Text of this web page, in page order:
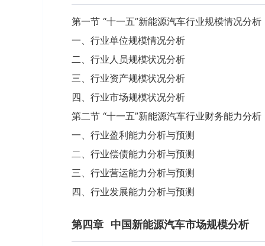
第一节 “十一五”新能源汽车行业规模情况分析
一、行业单位规模情况分析
二、行业人员规模状况分析
三、行业资产规模状况分析
四、行业市场规模状况分析
第二节 “十一五”新能源汽车行业财务能力分析
一、行业盈利能力分析与预测
二、行业偿债能力分析与预测
三、行业营运能力分析与预测
四、行业发展能力分析与预测
第四章 中国新能源汽车市场规模分析